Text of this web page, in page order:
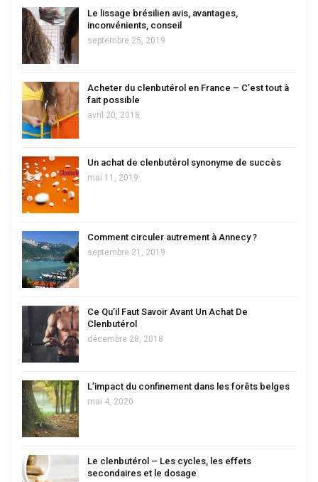
Le lissage brésilien avis, avantages,
inconvénients, conseil
septembre 25, 2019
Acheter du clenbutérol en France – C’est tout à
fait possible
avril 20, 2018
Un achat de clenbutérol synonyme de succès
mai 11, 2019
Comment circuler autrement à Annecy ?
septembre 21, 2019
Ce Qu’il Faut Savoir Avant Un Achat De
Clenbutérol
décembre 28, 2018
L’impact du confinement dans les forêts belges
mai 4, 2020
Le clenbutérol – Les cycles, les effets
secondaires et le dosage